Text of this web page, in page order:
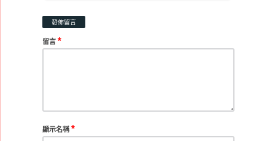
發佈留言
留言 *
顯示名稱 *